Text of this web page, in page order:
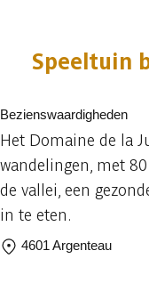
Speeltuin
Bezienswaardigheden
Het Domaine de la
wandelingen, met
de vallei, een
in te eten.
4601 Argenteau